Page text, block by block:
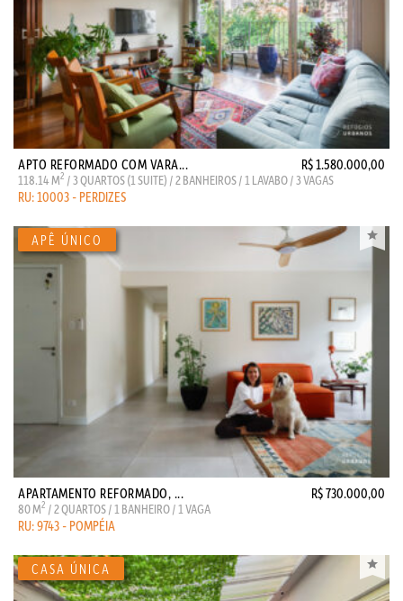
APTO REFORMADO COM VARA... R$ 1.580.000,00
118.14 M2 / 3 QUARTOS (1 SUITE) / 2 BANHEIROS / 1 LAVABO / 3 VAGAS
RU: 10003 - PERDIZES
APARTAMENTO REFORMADO, ... R$ 730.000,00
80 M2 / 2 QUARTOS / 1 BANHEIRO / 1 VAGA
RU: 9743 - POMPÉIA